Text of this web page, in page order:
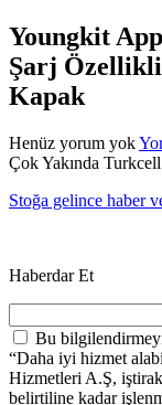
Youngkit
Şarj
Kapak
Henüz yorum yok
Çok Yakında
Stoğa gelince haber
Haberdar Et
Bu
“Daha iyi hizmet
Hizmetleri A.Ş,
belirtiline kadar